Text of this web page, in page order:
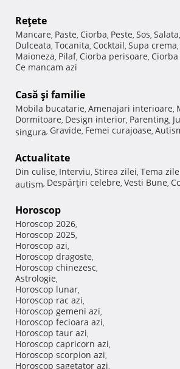
Reţete
Mancare, Paste, Ciorba, Peste, Sos, Salata,
Dulceata, Tocanita, Cocktail, Supa crema,
Maioneza, Pilaf, Ciorba perisoare,
Ce mancam azi
Casă şi familie
Mobila bucatarie, Amenajari interioare,
Dormitoare, Design interior, Parenting,
singura, Gravide, Femei curajoase,
Actualitate
Din culise, Interviu, Stirea zilei, Tema
autism, Despărţiri celebre, Vesti Bune,
Horoscop
Horoscop 2026,
Horoscop 2025,
Horoscop azi,
Horoscop dragoste,
Horoscop chinezesc,
Astrologie,
Horoscop lunar,
Horoscop rac azi,
Horoscop gemeni azi,
Horoscop fecioara azi,
Horoscop taur azi,
Horoscop capricorn azi,
Horoscop scorpion azi,
Horoscop sagetator azi,